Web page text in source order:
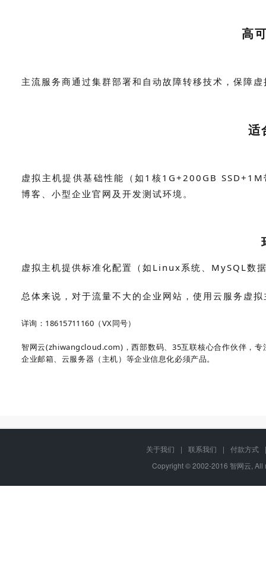
高
主流服务商通过集群部署和自动故障转移技术，保障
适
虚拟主机提供基础性能（如1核1G+200GB
博客、小型企业官网及开发测试环境。
虚拟主机提供标准化配置（如Linux系统、MySQL数
总体来说，对于流量不大的企业网站，使用云服务虚
详询：18615711160（VX同号）
智网云(zhiwangcloud.com) ，西部数码、35互联核心合作伙伴，
企业邮箱、云服务器（主机）等企业信息化必须产品。
关于我们 | 联系我们 | 付款方式
|
Copyright © 2002-2016 智网云,